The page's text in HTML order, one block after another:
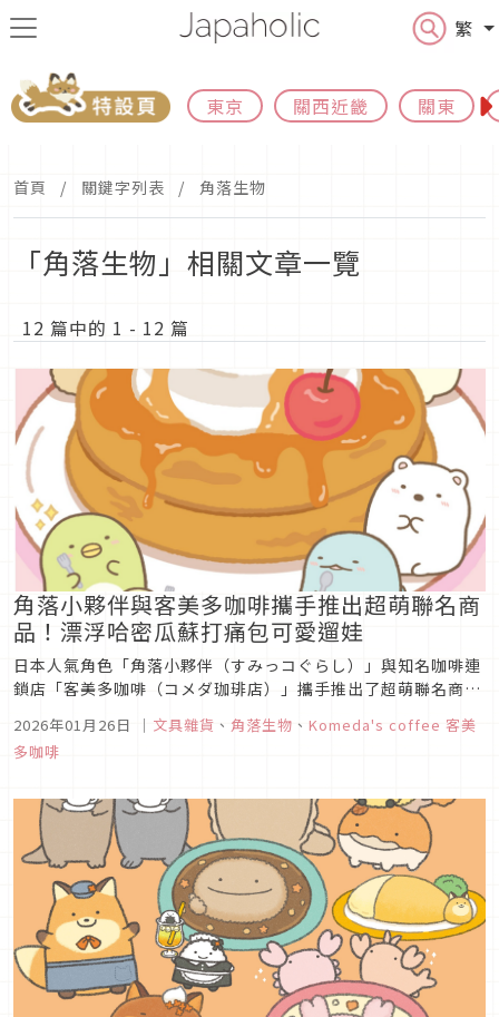
繁
東京 關西近畿 關東
首頁 關鍵字列表 角落生物
「角落生物」相關文章一覽
12 篇中的 1 - 12 篇
角落小夥伴與客美多咖啡攜手推出超萌聯名商
品！漂浮哈密瓜蘇打痛包可愛遛娃
日本人氣角色「角落小夥伴（すみっコぐらし）」與知名咖啡連
鎖店「客美多咖啡（コメダ珈琲店）」攜手推出了超萌聯名商
品！這次的聯名系列將於2026年1月24日起在全國Loft門市
（部分店鋪除外）開始販售，而San-X官方網路商店則將於
2026年1月26日上午10點開放線上購買。本次聯名系列以客美
2026年01月26日 ｜ 文具雜貨 、 角落生物 、 Komeda's coffee 客美
多咖啡